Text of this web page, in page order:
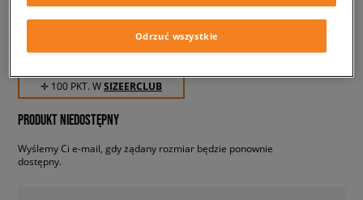
99,99 zł z VAT
✛ 100 PKT. WSIZEERCLUB
PRODUKT NIEDOSTĘPNY
Wyślemy Ci e-mail, gdy żądany rozmiar będzie ponownie
dostępny.
Odrzuć wszystkie